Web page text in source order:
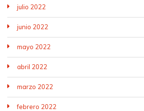
julio 2022
junio 2022
mayo 2022
abril 2022
marzo 2022
febrero 2022